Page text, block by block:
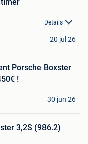
Details
20 jul 26
Porsche Boxster
!
30 jun 26
3,2S (986.2)